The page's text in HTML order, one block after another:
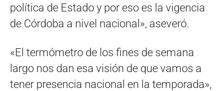
política de Estado y por eso es la vigencia
de Córdoba a nivel nacional», aseveró.
«El termómetro de los fines de semana
largo nos dan esa visión de que vamos a
tener presencia nacional en la temporada»,